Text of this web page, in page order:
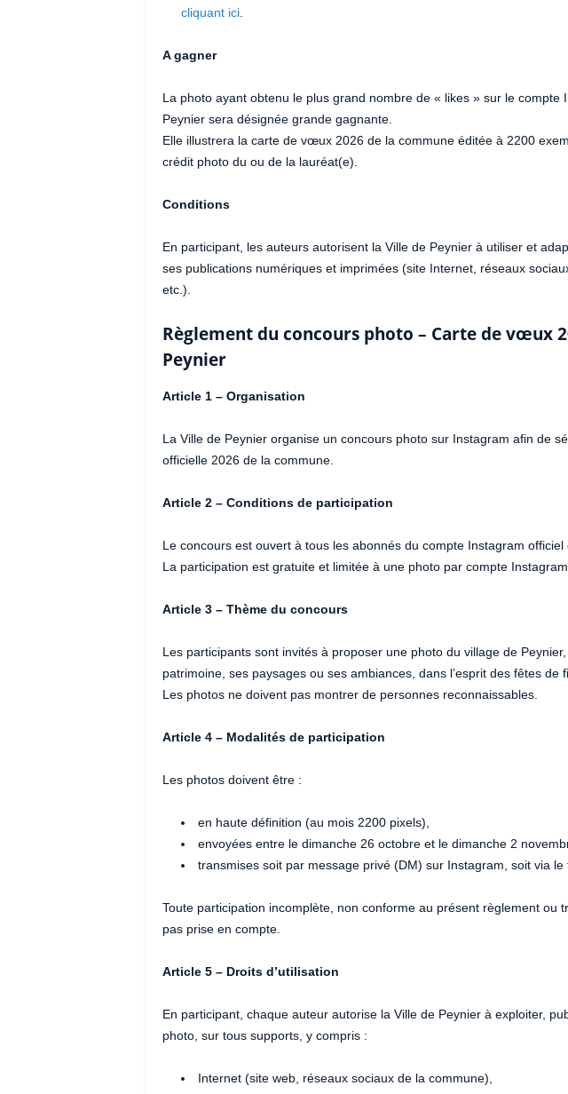
cliquant ici.
A gagner
La photo ayant obtenu le plus grand nombre de « likes » sur le compte
Peynier sera désignée grande gagnante.
Elle illustrera la carte de vœux 2026 de la commune éditée à 2200
crédit photo du ou de la lauréat(e).
Conditions
En participant, les auteurs autorisent la Ville de Peynier à utiliser et
ses publications numériques et imprimées (site Internet, réseaux
etc.).
Règlement du concours photo – Carte de vœux
Peynier
Article 1 – Organisation
La Ville de Peynier organise un concours photo sur Instagram afin de
officielle 2026 de la commune.
Article 2 – Conditions de participation
Le concours est ouvert à tous les abonnés du compte Instagram officiel
La participation est gratuite et limitée à une photo par compte Instagram.
Article 3 – Thème du concours
Les participants sont invités à proposer une photo du village de
patrimoine, ses paysages ou ses ambiances, dans l’esprit des fêtes de
Les photos ne doivent pas montrer de personnes reconnaissables.
Article 4 – Modalités de participation
Les photos doivent être :
en haute définition (au mois 2200 pixels),
envoyées entre le dimanche 26 octobre et le dimanche 2
transmises soit par message privé (DM) sur Instagram, soit via le
Toute participation incomplète, non conforme au présent règlement ou
pas prise en compte.
Article 5 – Droits d’utilisation
En participant, chaque auteur autorise la Ville de Peynier à exploiter,
photo, sur tous supports, y compris :
Internet (site web, réseaux sociaux de la commune),